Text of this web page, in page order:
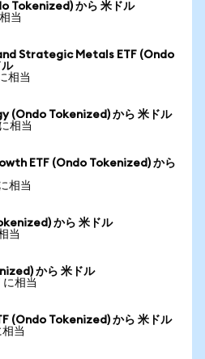
Tokenized) から 米ドル
当
Strategic Metals ETF (Ondo
相当
(Ondo Tokenized) から 米ドル
相当
ETF (Ondo Tokenized) から
相当
から 米ドル
当
から 米ドル
に相当
(Ondo Tokenized) から 米ドル
当